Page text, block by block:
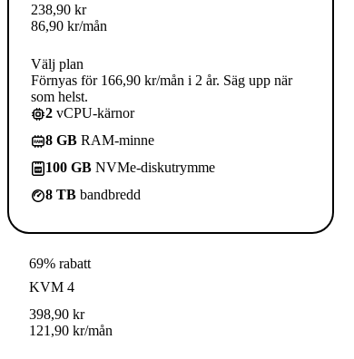
238,90 kr
86,90 kr/mån
Välj plan
Förnyas för 166,90 kr/mån i 2 år. Säg upp när
som helst.
2 vCPU-kärnor
8 GB RAM-minne
100 GB NVMe-diskutrymme
8 TB bandbredd
69% rabatt
KVM 4
398,90 kr
121,90 kr/mån